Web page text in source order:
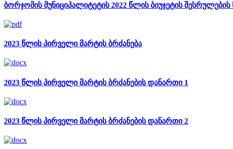
ბორჯომის მუნიციპალიტეტის 2022 წლის ბიუჯეტის
2023 წლის პირველი მარტის ბრძანება
2023 წლის პირველი მარტის ბრძანების დანართი 1
2023 წლის პირველი მარტის ბრძანების დანართი 2